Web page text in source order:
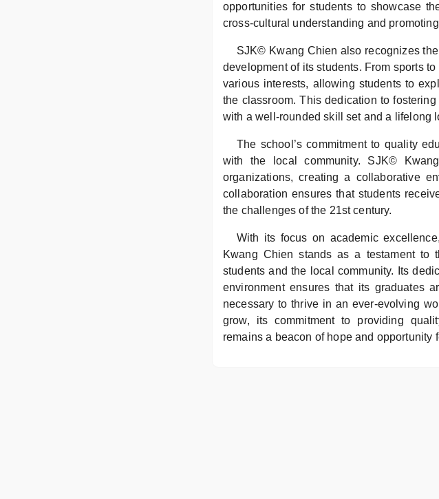
opportunities for students to showcase
cross-cultural understanding and
SJK© Kwang Chien also recognizes
development of its students. From sports
various interests, allowing students to
the classroom. This dedication to
with a well-rounded skill set and a lifelong
The school’s commitment to quality
with the local community. SJK©
organizations, creating a collaborative
collaboration ensures that students
the challenges of the 21st century.
With its focus on academic
Kwang Chien stands as a testament
students and the local community. Its
environment ensures that its graduates
necessary to thrive in an ever-evolving
grow, its commitment to providing
remains a beacon of hope and opportunity